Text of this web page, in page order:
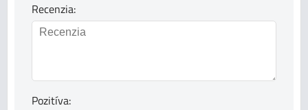
Recenzia:
Pozitíva: